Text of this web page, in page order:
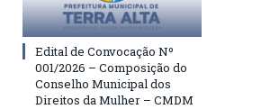
Edital de Convocação Nº
001/2026 – Composição do
Conselho Municipal dos
Direitos da Mulher – CMDM